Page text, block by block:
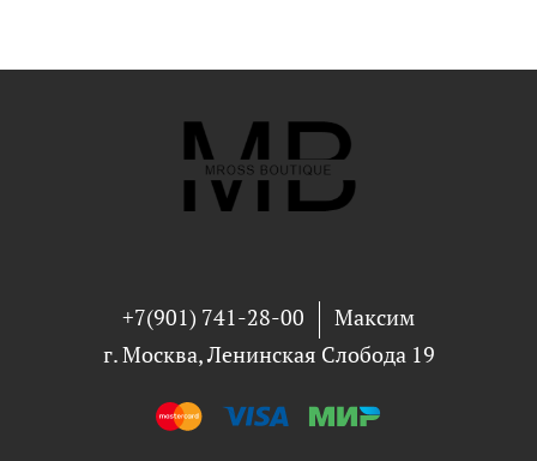
+7(901) 741-28-00
Максим
г. Москва, Ленинская Слобода 19